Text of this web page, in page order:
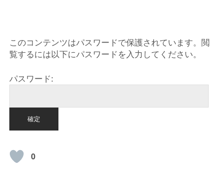
このコンテンツはパスワードで保護されています。閲
覧するには以下にパスワードを入力してください。
パスワード:
0